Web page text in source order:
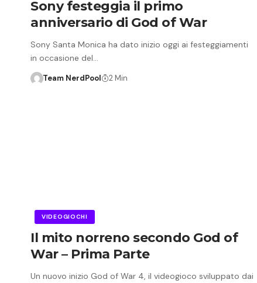
Sony festeggia il primo
anniversario di God of War
Sony Santa Monica ha dato inizio oggi ai festeggiamenti
in occasione del…
Team NerdPool 2 Min
VIDEOGIOCHI
Il mito norreno secondo God of
War – Prima Parte
Un nuovo inizio God of War 4, il videogioco sviluppato dai